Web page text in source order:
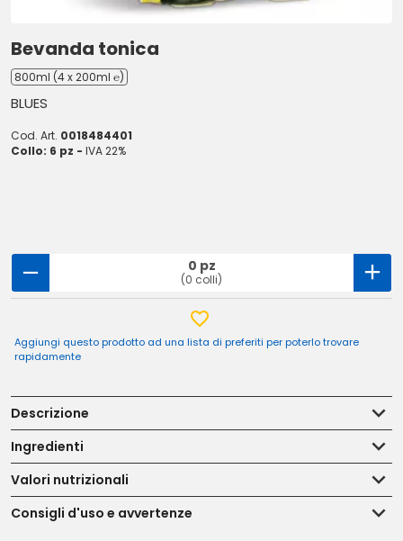
Bevanda tonica
800ml (4 x 200ml ℮)
BLUES
Cod. Art. 0018484401
Collo: 6 pz - IVA 22%
0 pz
(0 colli)
Aggiungi questo prodotto ad una lista di preferiti per poterlo trovare
rapidamente
Descrizione
Ingredienti
Valori nutrizionali
Consigli d'uso e avvertenze